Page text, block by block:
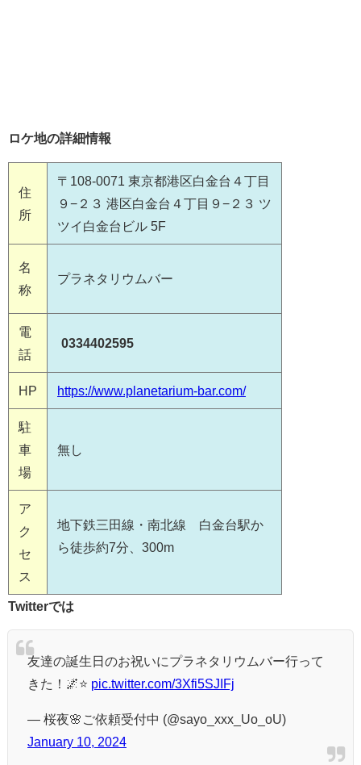
ロケ地の詳細情報
住
所
〒108-0071 東京都港区白金台４丁目
９−２３ 港区白金台４丁目９−２３ ツ
ツイ白金台ビル 5F
名
称
プラネタリウムバー
電
話
0334402595
HP https://www.planetarium-bar.com/
駐
車
場
無し
ア
ク
セ
ス
地下鉄三田線・南北線 白金台駅か
ら徒歩約7分、300m
Twitterでは
友達の誕生日のお祝いにプラネタリウムバー行って
きた！🌌⭐️ pic.twitter.com/3Xfi5SJIFj
— 桜夜🌸ご依頼受付中 (@sayo_xxx_Uo_oU)
January 10, 2024